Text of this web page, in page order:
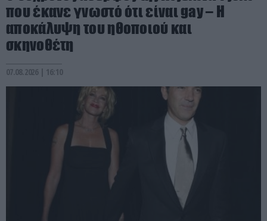
που έκανε γνωστό ότι είναι gay – Η
αποκάλυψη του ηθοποιού και
σκηνοθέτη
07.08.2026 | 16:10